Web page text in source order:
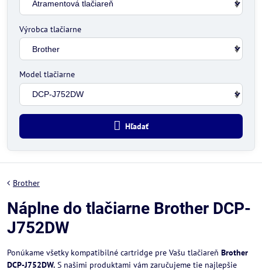
Výrobca tlačiarne
Model tlačiarne
Hľadať
Brother
Náplne do tlačiarne Brother DCP-
J752DW
Ponúkame všetky kompatibilné cartridge pre Vašu tlačiareň Brother
DCP-J752DW. S našimi produktami vám zaručujeme tie najlepšie